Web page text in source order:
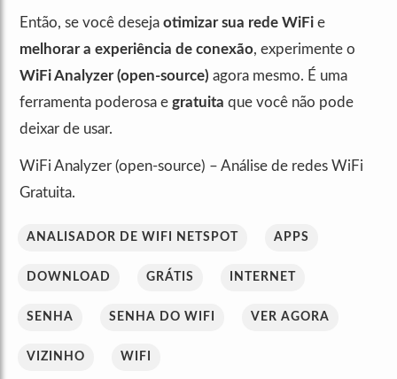
Então, se você deseja otimizar sua rede WiFi e
melhorar a experiência de conexão, experimente o
WiFi Analyzer (open-source) agora mesmo. É uma
ferramenta poderosa e gratuita que você não pode
deixar de usar.
WiFi Analyzer (open-source) – Análise de redes WiFi
Gratuita.
ANALISADOR DE WIFI NETSPOT APPS
DOWNLOAD GRÁTIS INTERNET
SENHA SENHA DO WIFI VER AGORA
VIZINHO WIFI